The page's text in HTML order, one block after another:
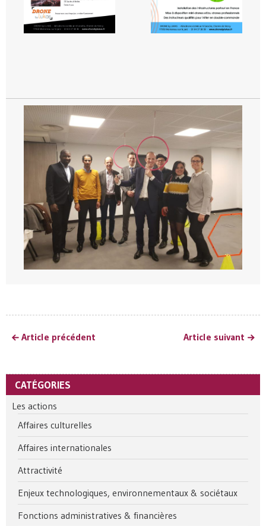
Article précédent Article suivant
CATÉGORIES
Les actions
Affaires culturelles
Affaires internationales
Attractivité
Enjeux technologiques, environnementaux & sociétaux
Fonctions administratives & financières